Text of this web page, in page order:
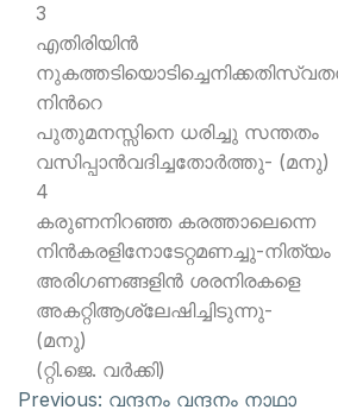
3
എതിരിയിന്‍
നിന്‍റെ
പുതുമനസ്സിനെ ധരിച്ചു സന്തതം
വസിപ്പാന്‍വദിച്ചതോര്‍ത്തു- (മനു)
4
കരുണനിറഞ്ഞ കരത്താലെന്നെ
നിന്‍കരളിനോടേറ്റമണച്ചു-നിത്യം
അരിഗണങ്ങളിന്‍ ശരനിരകളെ
അകറ്റിആശ്ലേഷിച്ചിടുന്നു-
(മനു)
(റ്റി.ജെ. വര്‍ക്കി)
Previous: വന്ദനം വന്ദനം നാഥാ